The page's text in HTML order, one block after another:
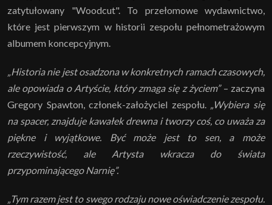
zatytułowany "Woodcut". To przełomowe wydawnictwo,
które jest pierwszym w historii zespołu pełnometrażowym
albumem koncepcyjnym.
„Historia nie jest osadzona w konkretnych ramach czasowych,
ale opowiada o Artyście, który zmaga się z życiem” – zaczyna
Gregory Spawton, członek-założyciel zespołu.
„Wybiera się
na spacer, znajduje kawałek drewna i tworzy coś, co uważa za
piękne i wyjątkowe. Być może jest to sen, a może
rzeczywistość, ale Artysta wkracza do świata
przypominającego Narnię”.
„Tym razem jest to swego rodzaju nowe oświadczenie zespołu.